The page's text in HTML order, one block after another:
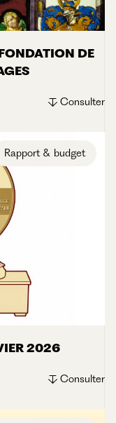
DE
Consulter
Rapport & budget
2026
Consulter